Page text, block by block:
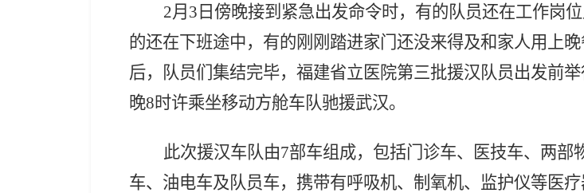
2月3日傍晚接到紧急出发命令时，有的队员还在工作岗
的还在下班途中，有的刚刚踏进家门还没来得及和家人用上
后，队员们集结完毕，福建省立医院第三批援汉队员出发前举
晚8时许乘坐移动方舱车队驰援武汉。
此次援汉车队由7部车组成，包括门诊车、医技车、两部
车、油电车及队员车，携带有呼吸机、制氧机、监护仪等医